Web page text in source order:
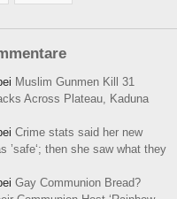
Muslim Gunmen Kill 31
Across Plateau, Kaduna
Crime stats said her new
’safe‘; then she saw what they
Gay Communion Bread?